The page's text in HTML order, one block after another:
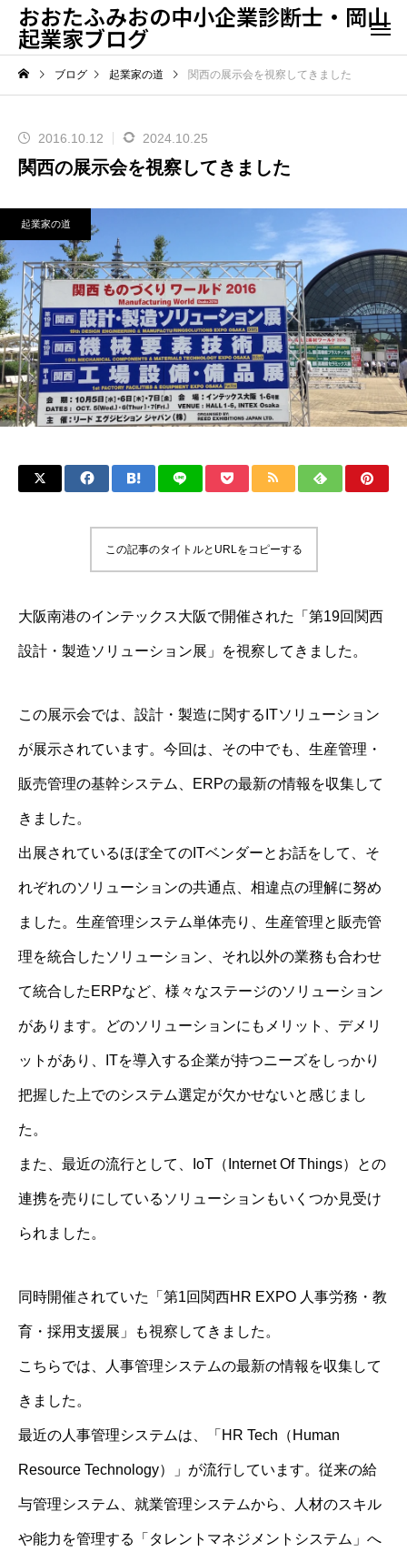
おおたふみおの中小企業診断士・岡山
起業家ブログ
ブログ 起業家の道 関西の展示会を視察してきました
2016.10.12 2024.10.25
関西の展示会を視察してきました
起業家の道
この記事のタイトルとURLをコピーする
大阪南港のインテックス大阪で開催された「第19回関西
設計・製造ソリューション展」を視察してきました。
この展示会では、設計・製造に関するITソリューション
が展示されています。今回は、その中でも、生産管理・
販売管理の基幹システム、ERPの最新の情報を収集して
きました。
出展されているほぼ全てのITベンダーとお話をして、そ
れぞれのソリューションの共通点、相違点の理解に努め
ました。生産管理システム単体売り、生産管理と販売管
理を統合したソリューション、それ以外の業務も合わせ
て統合したERPなど、様々なステージのソリューション
があります。どのソリューションにもメリット、デメリ
ットがあり、ITを導入する企業が持つニーズをしっかり
把握した上でのシステム選定が欠かせないと感じまし
た。
また、最近の流行として、IoT（Internet Of Things）との
連携を売りにしているソリューションもいくつか見受け
られました。
同時開催されていた「第1回関西HR EXPO 人事労務・教
育・採用支援展」も視察してきました。
こちらでは、人事管理システムの最新の情報を収集して
きました。
最近の人事管理システムは、「HR Tech（Human
Resource Technology）」が流行しています。従来の給
与管理システム、就業管理システムから、人材のスキル
や能力を管理する「タレントマネジメントシステム」へ